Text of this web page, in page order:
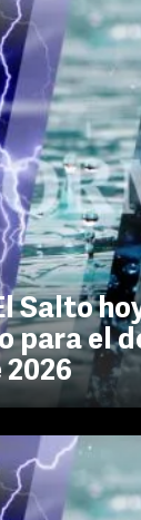
Salto
para el
2026